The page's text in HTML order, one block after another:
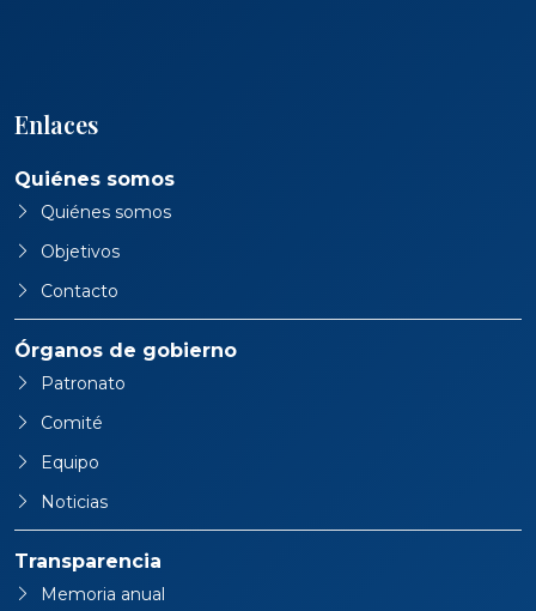
Enlaces
Quiénes somos
Quiénes somos
Objetivos
Contacto
Órganos de gobierno
Patronato
Comité
Equipo
Noticias
Transparencia
Memoria anual